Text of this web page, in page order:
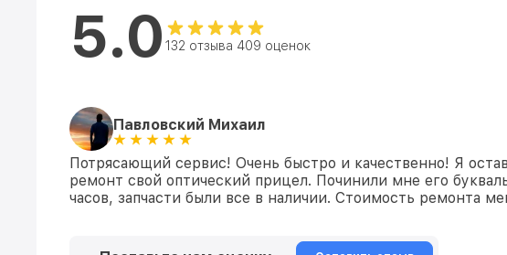
5.0 132 отзыва 409 оценок
Павловский Михаил
Потрясающий сервис! Очень быстро и качественно! Я
ремонт свой оптический прицел. Починили мне его
часов, запчасти были все в наличии. Стоимость ремонта